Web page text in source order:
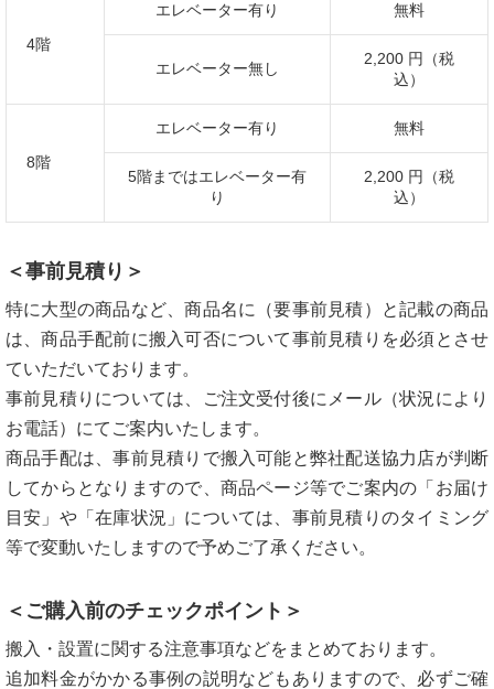
4階
エレベーター有り 無料
エレベーター無し
2,200 円（税
込）
8階
エレベーター有り 無料
5階まではエレベーター有
り
2,200 円（税
込）
＜事前見積り＞
特に大型の商品など、商品名に（要事前見積）と記載の商品
は、商品手配前に搬入可否について事前見積りを必須とさせ
ていただいております。
事前見積りについては、ご注文受付後にメール（状況により
お電話）にてご案内いたします。
商品手配は、事前見積りで搬入可能と弊社配送協力店が判断
してからとなりますので、商品ページ等でご案内の「お届け
目安」や「在庫状況」については、事前見積りのタイミング
等で変動いたしますので予めご了承ください。
＜ご購入前のチェックポイント＞
搬入・設置に関する注意事項などをまとめております。
追加料金がかかる事例の説明などもありますので、必ずご確